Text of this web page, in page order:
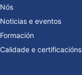
Nós
Noticias e eventos
Formación
Calidade e certificacións